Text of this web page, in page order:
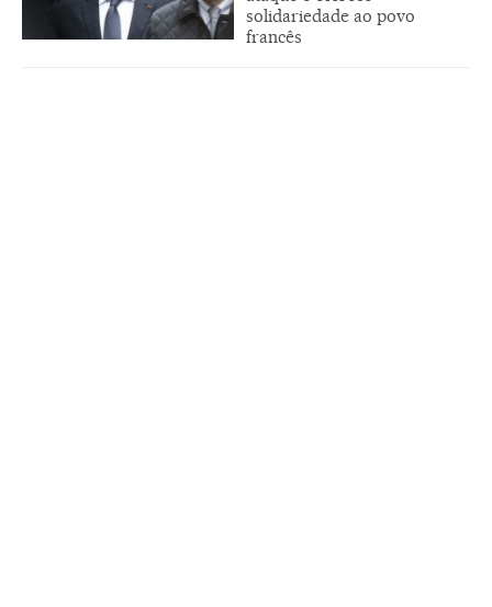
solidariedade ao povo
francês